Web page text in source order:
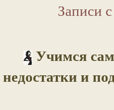
Записи
Учимся
недостатки и